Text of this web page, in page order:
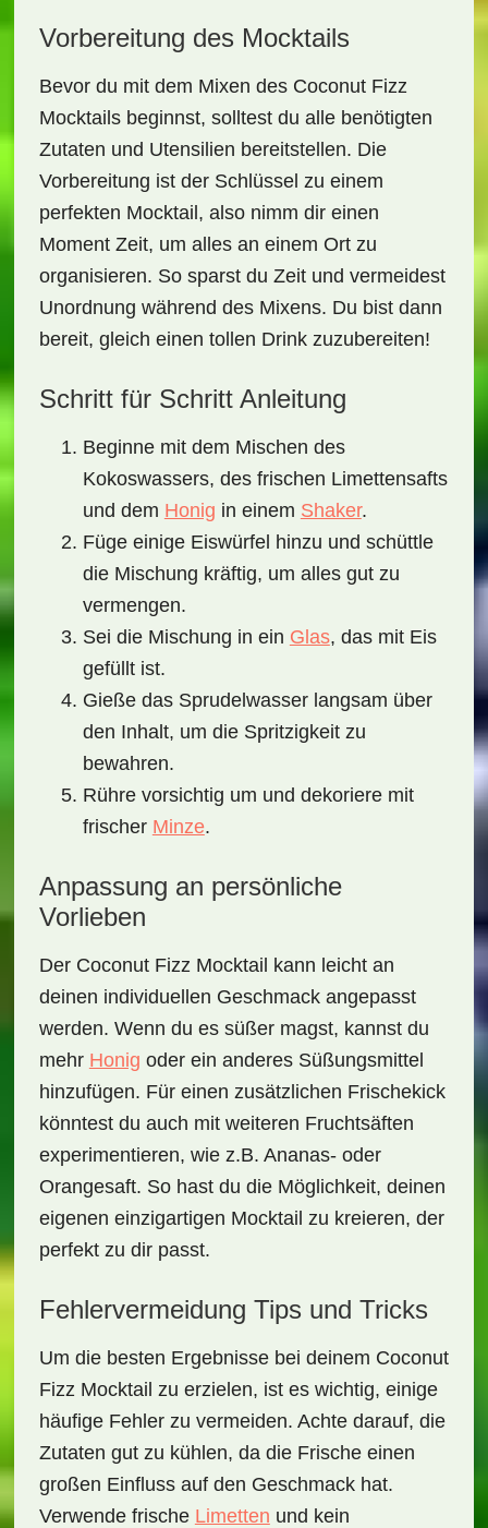
Vorbereitung des Mocktails
Bevor du mit dem Mixen des Coconut Fizz
Mocktailsbeginnst, solltest du alle benötigten
Zutaten und Utensilien bereitstellen. Die
Vorbereitung ist der Schlüssel zu einem
perfekten Mocktail, also nimm dir einen
Moment Zeit, um alles an einem Ort zu
organisieren. So sparst du Zeit und vermeidest
Unordnung während des Mixens. Du bist dann
bereit, gleich einen tollen Drink zuzubereiten!
Schritt für Schritt Anleitung
Beginne mit dem Mischen des
Kokoswassers, des frischen Limettensafts
und dem Honig in einem Shaker.
Füge einige Eiswürfel hinzu und schüttle
die Mischung kräftig, um alles gut zu
vermengen.
Sei die Mischung in ein Glas, das mit Eis
gefüllt ist.
Gieße das Sprudelwasserlangsam über
den Inhalt, um die Spritzigkeit zu
bewahren.
Rühre vorsichtig um und dekoriere mit
frischer Minze.
Anpassung an persönliche
Vorlieben
Der Coconut Fizz Mocktail kann leicht an
deinen individuellen Geschmack angepasst
werden. Wenn du es süßer magst, kannst du
mehr Honig oder ein anderes Süßungsmittel
hinzufügen. Für einen zusätzlichen Frischekick
könntest du auch mit weiteren Fruchtsäften
experimentieren, wie z.B. Ananas- oder
Orangesaft. So hast du die Möglichkeit, deinen
eigenen einzigartigen Mocktail zu kreieren, der
perfekt zu dir passt.
Fehlervermeidung Tips und Tricks
Um die besten Ergebnisse bei deinem Coconut
Fizz Mocktail zu erzielen, ist es wichtig, einige
häufige Fehler zu vermeiden. Achte darauf, die
Zutaten gut zu kühlen, da die Frische einen
großen Einfluss auf den Geschmack hat.
Verwende frische Limetten und kein